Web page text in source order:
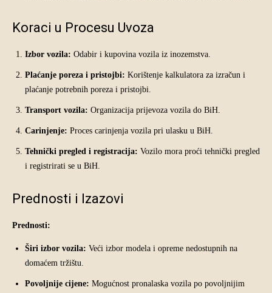
Koraci u Procesu Uvoza
Izbor vozila: Odabir i kupovina vozila iz inozemstva.
Plaćanje poreza i pristojbi: Korištenje kalkulatora za izračun i
plaćanje potrebnih poreza i pristojbi.
Transport vozila: Organizacija prijevoza vozila do BiH.
Carinjenje: Proces carinjenja vozila pri ulasku u BiH.
Tehnički pregled i registracija: Vozilo mora proći tehnički pregled
i registrirati se u BiH.
Prednosti i Izazovi
Prednosti:
Širi izbor vozila: Veći izbor modela i opreme nedostupnih na
domaćem tržištu.
Povoljnije cijene: Mogućnost pronalaska vozila po povoljnijim